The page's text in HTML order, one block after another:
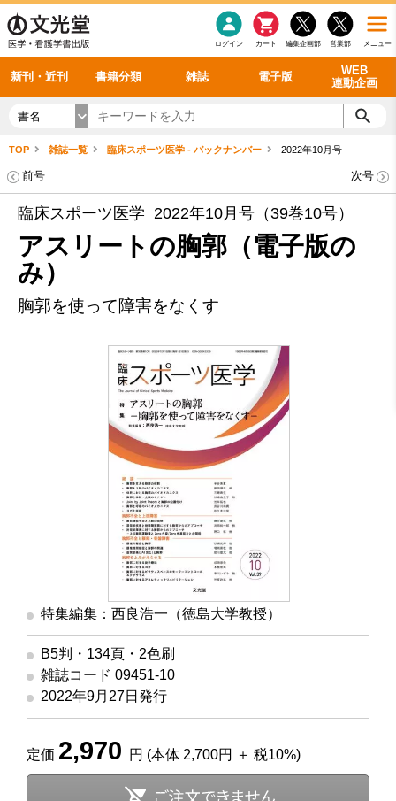
メニュー
営業部
編集企画部
カート
ログイン
新刊・近刊 書籍分類 雑誌 電子版
WEB
連動企画
感染症 老年医学
看護・介護
呼吸器
循環器
シリーズ一覧
雑誌投稿規定
理学療法
雑誌案内・年間購読 最新号 バックナンバー
電子書籍
電子雑誌
書籍「データに基づく臨床動作分析」WEB動画
書籍「眼手術学」WEB動画
書籍「神経症候学 II 改訂第二版」 WEB動画
新刊一覧
今後の発行予定
書名
TOP 雑誌一覧 臨床スポーツ医学 - バックナンバー 2022年10月号
前号 次号
臨床スポーツ医学 2022年10月号（39巻10号）
アスリートの胸郭（電子版の
み）
胸郭を使って障害をなくす
特集編集：西良浩一（徳島大学教授）
B5判・134頁・2色刷
雑誌コード 09451-10
2022年9月27日発行
定価 2,970 円 (本体 2,700円 ＋ 税10%)